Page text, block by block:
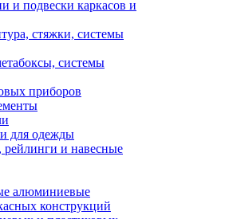
и подвески каркасов и
стяжки, системы
системы
приборов
для одежды
рейлинги и навесные
алюминиевые
конструкций